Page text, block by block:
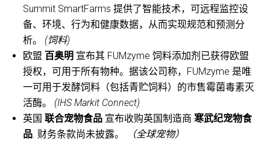
Summit SmartFarms 提供了智能技术，可远程监控设
备、环境、行为和健康数据，从而实现规范和预测分
析。
(饲料)
欧盟 百奥明 宣布其 FUMzyme 饲料添加剂已获得欧盟
授权，可用于所有物种。据该公司称，FUMzyme 是唯
一可用于发酵饲料（包括青贮饲料）的市售霉菌毒素灭
活酶。
(IHS Markit Connect)
英国联合宠物食品 宣布收购英国制造商寒武纪宠物食
品. 财务条款尚未披露。
（全球宠物）